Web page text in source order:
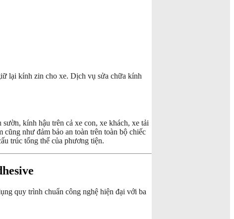
lại kính zin cho xe. Dịch vụ sửa chữa kính
kính hậu trên cả xe con, xe khách, xe tải
như đảm bảo an toàn trên toàn bộ chiếc
trúc tổng thể của phương tiện.
quy trình chuẩn công nghệ hiện đại với ba